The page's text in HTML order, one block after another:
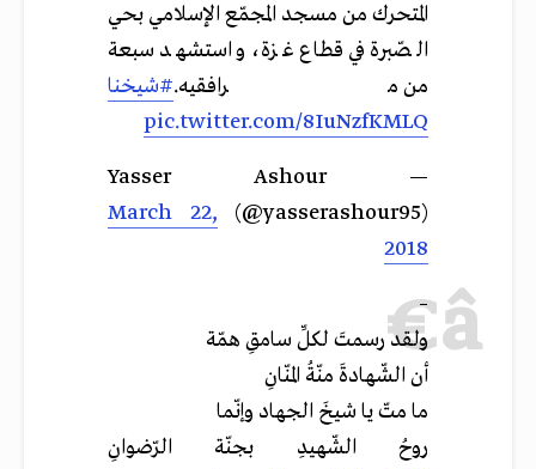
المتحرك من مسجد المجمّع الإسلامي بحي
الصّبرة في قطاع غزة، واستشهد سبعة
من مرافقيه.#شيخنا
pic.twitter.com/8IuNzfKMLQ
— Yasser Ashour
(@yasserashour95)
March 22,
2018
–
ولقد رسمتَ لكلِّ سامقِ همّة
أن الشّهادةَ منّةُ المنّانِ
ما متّ يا شيخَ الجهاد وإنّما
روحُ الشّهيدِ بجنّة الرّضوانِ